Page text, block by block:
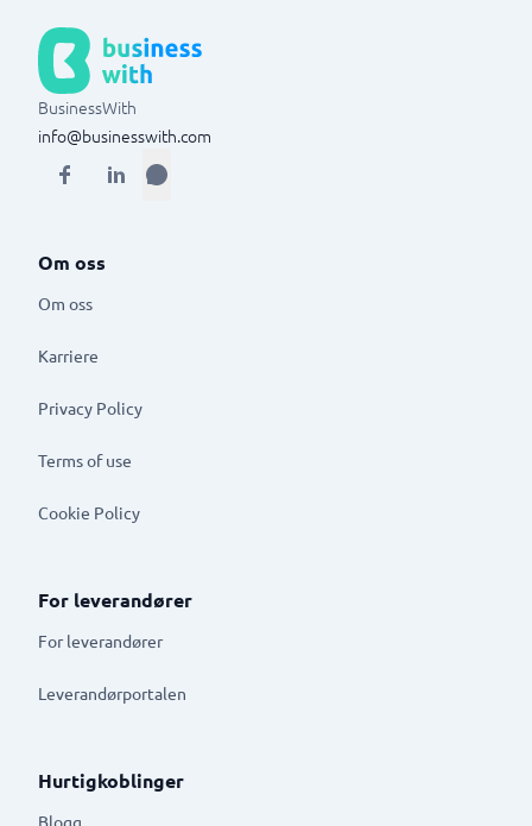
BusinessWith
info@businesswith.com
Om oss
Om oss
Karriere
Privacy Policy
Terms of use
Cookie Policy
For leverandører
For leverandører
Leverandørportalen
Hurtigkoblinger
Blogg